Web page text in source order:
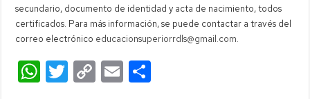
secundario, documento de identidad y acta de nacimiento, todos
certificados. Para más información, se puede contactar a través del
correo electrónico educacionsuperiorrdls@gmail.com.
W T C E